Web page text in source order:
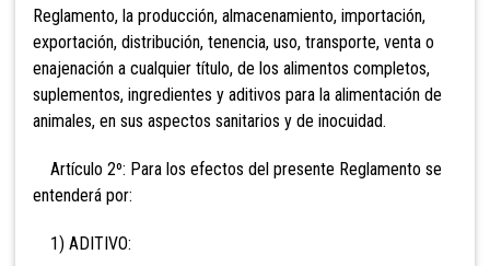
Reglamento, la producción, almacenamiento, importación,
exportación, distribución, tenencia, uso, transporte, venta o
enajenación a cualquier título, de los alimentos completos,
suplementos, ingredientes y aditivos para la alimentación de
animales, en sus aspectos sanitarios y de inocuidad.
Artículo 2º: Para los efectos del presente Reglamento se
entenderá por:
1) ADITIVO: